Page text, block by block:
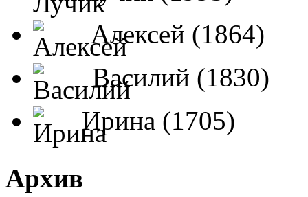
Алексей (1864)
Василий (1830)
Ирина (1705)
Архив